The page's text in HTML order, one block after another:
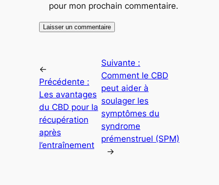
pour mon prochain commentaire.
←
Précédente :
Les avantages
du CBD pour la
récupération
après
l’entraînement
Suivante :
Comment le CBD
peut aider à
soulager les
symptômes du
syndrome
prémenstruel (SPM)
→